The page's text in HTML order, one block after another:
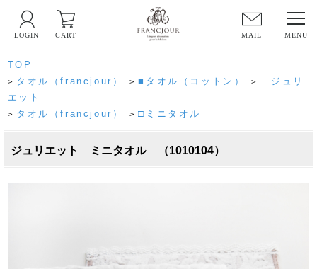
MAIL
LOGIN CART
TOP
> タオル（francjour） > ■タオル（コットン） >
ジュリ
エット
> タオル（francjour） > □ミニタオル
ジュリエット ミニタオル （1010104）